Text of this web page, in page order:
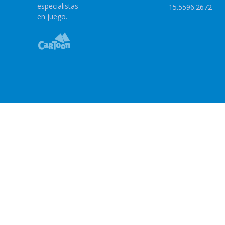
especialistas
en juego.
15.5596.2672